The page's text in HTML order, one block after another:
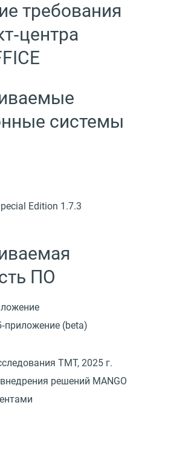
требования
системы
Edition 1.7.3
ПО
(beta)
TMT, 2025 г.
решений MANGO